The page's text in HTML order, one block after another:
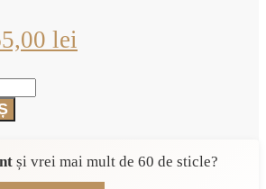
lei.
lei
și vrei mai mult de 60 de sticle?